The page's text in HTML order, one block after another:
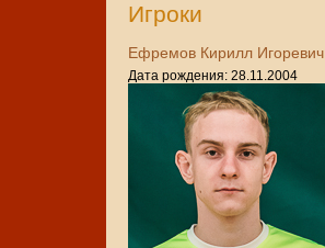
Игроки
Ефремов Кирилл Игоревич
Дата рождения: 28.11.2004